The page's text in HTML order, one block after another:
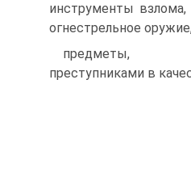
инструменты
огнестрельное
предметы,
преступниками в